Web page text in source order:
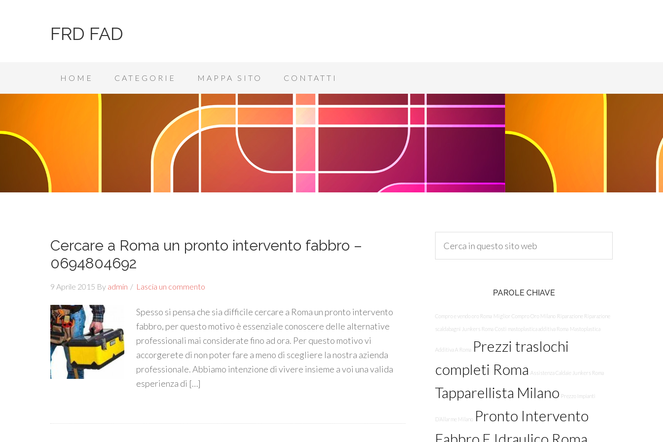
FRD FAD
HOME CATEGORIE MAPPA SITO CONTATTI
Cercare a Roma un pronto intervento fabbro –
0694804692
9 Aprile 2015 By admin Lascia un commento
Spesso si pensa che sia difficile cercare a Roma un pronto intervento
fabbro, per questo motivo è essenziale conoscere delle alternative
professionali mai considerate fino ad ora. Per questo motivo vi
accorgerete di non poter fare a meno di scegliere la nostra azienda
professionale. Abbiamo intenzione di vivere insieme a voi una valida
esperienza di […]
PAROLE CHIAVE
Compro e vendo oro Roma Miglior Compro Oro Milano Riparazione Riparazione
scaldabagni Junkers Roma Costi mastoplastica additiva Roma Mastoplastica
Additiva A Roma Prezzi traslochi
completi Roma Assistenza Caldaie Junkers Roma
Tapparellista Milano Prezzo Impianti
D’Allarme Milano Pronto Intervento